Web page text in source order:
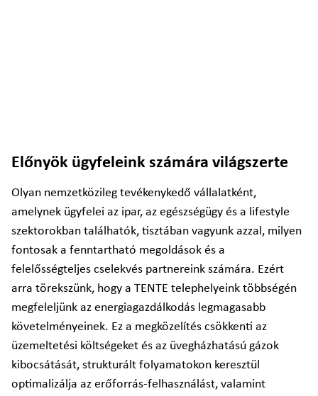
Előnyök ügyfeleink számára világszerte
Olyan nemzetközileg tevékenykedő vállalatként,
amelynek ügyfelei az ipar, az egészségügy és a lifestyle
szektorokban találhatók, tisztában vagyunk azzal, milyen
fontosak a fenntartható megoldások és a
felelősségteljes cselekvés partnereink számára. Ezért
arra törekszünk, hogy a TENTE telephelyeink többségén
megfeleljünk az energiagazdálkodás legmagasabb
követelményeinek. Ez a megközelítés csökkenti az
üzemeltetési költségeket és az üvegházhatású gázok
kibocsátását, strukturált folyamatokon keresztül
optimalizálja az erőforrás-felhasználást, valamint